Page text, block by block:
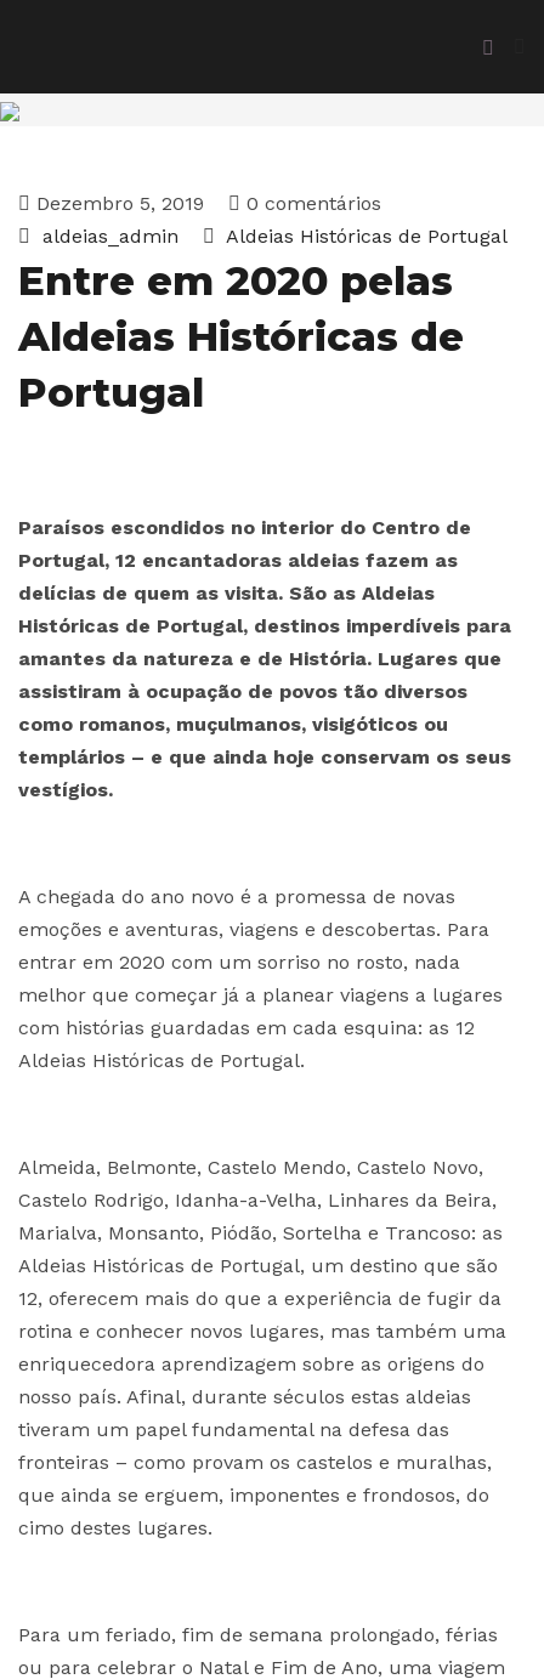
Dezembro 5, 2019
0 comentários
aldeias_admin
Aldeias Históricas de Portugal
Entre em 2020 pelas
Aldeias Históricas de
Portugal
Paraísos escondidos no interior do Centro de
Portugal, 12 encantadoras aldeias fazem as
delícias de quem as visita. São as Aldeias
Históricas de Portugal, destinos imperdíveis para
amantes da natureza e de História. Lugares que
assistiram à ocupação de povos tão diversos
como romanos, muçulmanos, visigóticos ou
templários – e que ainda hoje conservam os seus
vestígios.
A chegada do ano novo é a promessa de novas
emoções e aventuras, viagens e descobertas. Para
entrar em 2020 com um sorriso no rosto, nada
melhor que começar já a planear viagens a lugares
com histórias guardadas em cada esquina: as 12
Aldeias Históricas de Portugal.
Almeida, Belmonte, Castelo Mendo, Castelo Novo,
Castelo Rodrigo, Idanha-a-Velha, Linhares da Beira,
Marialva, Monsanto, Piódão, Sortelha e Trancoso: as
Aldeias Históricas de Portugal, um destino que são
12, oferecem mais do que a experiência de fugir da
rotina e conhecer novos lugares, mas também uma
enriquecedora aprendizagem sobre as origens do
nosso país. Afinal, durante séculos estas aldeias
tiveram um papel fundamental na defesa das
fronteiras – como provam os castelos e muralhas,
que ainda se erguem, imponentes e frondosos, do
cimo destes lugares.
Para um feriado, fim de semana prolongado, férias
ou para celebrar o Natal e Fim de Ano, uma viagem